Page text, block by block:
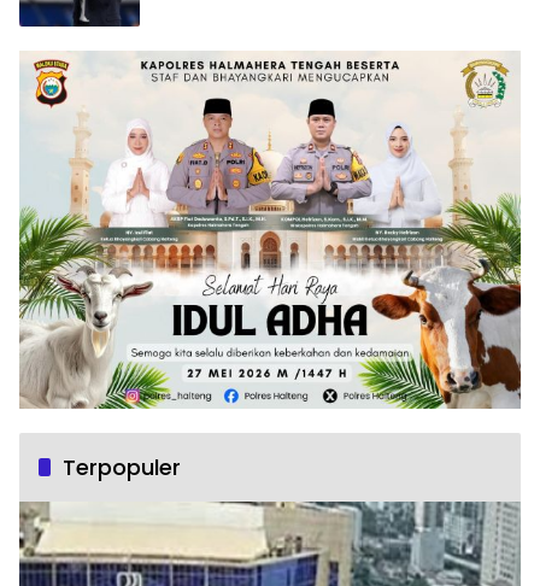
Terpopuler